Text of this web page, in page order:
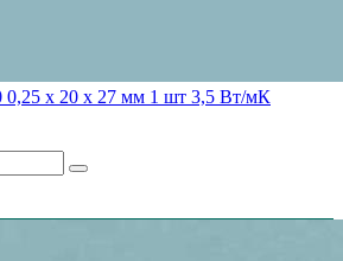
0,25 х 20 х 27 мм 1 шт 3,5 Вт/мК